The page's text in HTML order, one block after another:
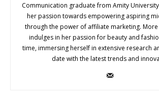
Communication graduate from Amity
her passion towards empowering aspiring
through the power of affiliate marketing. More
indulges in her passion for beauty and
time, immersing herself in extensive research
date with the latest trends and